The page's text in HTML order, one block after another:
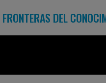
FRONTERAS DEL